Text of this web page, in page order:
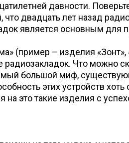
давности.
двадцать лет назад
является основным для
(пример – изделия
Что можно
большой миф,
этих устройств
на это такие изделия с